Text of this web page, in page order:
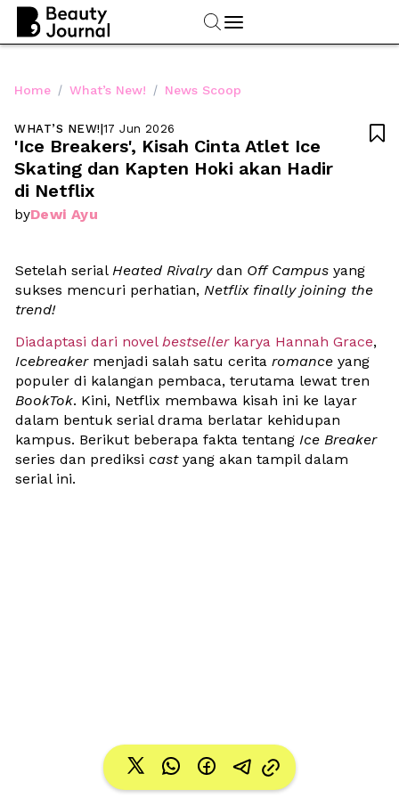
Home / What’s New! / News Scoop
WHAT’S NEW!|17 Jun 2026
'Ice Breakers', Kisah Cinta Atlet Ice
Skating dan Kapten Hoki akan Hadir
di Netflix
byDewi Ayu

Setelah serial Heated Rivalry dan Off Campus yang
sukses mencuri perhatian, Netflix finally joining the
trend!
Diadaptasi dari novel bestseller karya Hannah Grace
Icebreaker menjadi salah satu cerita romance yang
BookTok. Kini, Netflix membawa kisah ini ke layar
dalam bentuk serial drama berlatar kehidupan
kampus. Berikut beberapa fakta tentang Ice Breaker
series dan prediksi cast yang akan tampil dalam
serial ini.